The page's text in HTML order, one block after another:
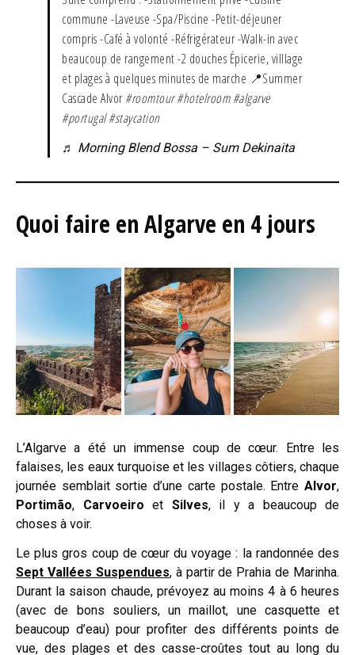
commune -Laveuse -Spa/Piscine -Petit-déjeuner
compris -Café à volonté -Réfrigérateur -Walk-in avec
beaucoup de rangement -2 douches Épicerie, villlage
et plages à quelques minutes de marche 📍Summer
Cascade Alvor#roomtour #hotelroom #algarve
#portugal #staycation
♬ Morning Blend Bossa – Sum Dekinaita
Quoi faire en Algarve en 4 jours
L’Algarve a été un immense coup de cœur. Entre les
falaises, les eaux turquoise et les villages côtiers, chaque
journée semblait sortie d’une carte postale. Entre Alvor,
Portimão, Carvoeiro et Silves, il y a beaucoup de
choses à voir.
Le plus gros coup de cœur du voyage : la randonnée des
Sept Vallées Suspendues, à partir de Prahia de Marinha.
Durant la saison chaude, prévoyez au moins 4 à 6 heures
(avec de bons souliers, un maillot, une casquette et
beaucoup d’eau) pour profiter des différents points de
vue, des plages et des casse-croûtes tout au long du